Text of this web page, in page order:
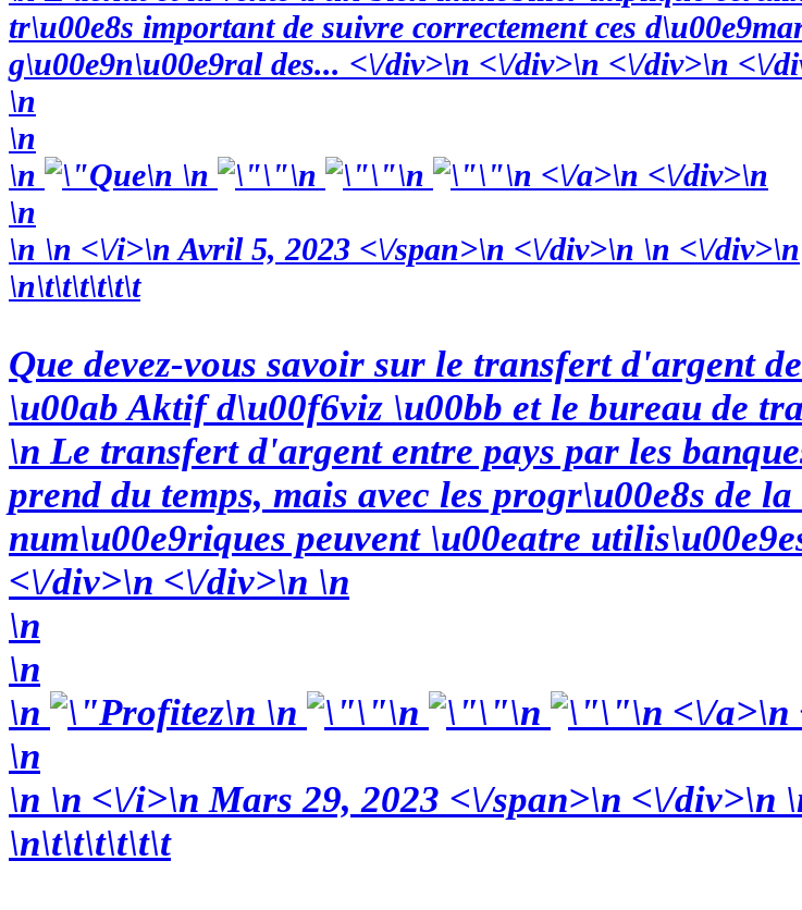
tr\u00e8s important de suivre correctement ces
g\u00e9n\u00e9ral des... <\/div>\n <\/div>\n <\/div>\n <\/
\n
\n
\n
\n \n \n \n
\n <\/a>\n <\/div>\n
\n
\n \n <\/i>\n Avril 5, 2023 <\/span>\n <\/div>\n \n <\/div>\n
\n\t\t\t\t\t\t
Que devez-vous savoir sur le transfert d'argent
\u00ab Aktif d\u00f6viz \u00bb et le bureau de
\n Le transfert d'argent entre pays par les
prend du temps, mais avec les progr\u00e8s de
num\u00e9riques peuvent \u00eatre
<\/div>\n <\/div>\n \n
\n
\n
\n
\n \n \n \n
\n <\/a>\n
\n
\n \n <\/i>\n Mars 29, 2023 <\/span>\n <\/div>\n
\n\t\t\t\t\t\t